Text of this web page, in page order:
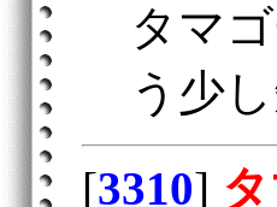
タマ
う少
[3310]